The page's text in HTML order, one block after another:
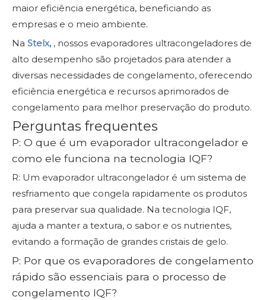
maior eficiência energética, beneficiando as
empresas e o meio ambiente.
Na Stelx, , nossos evaporadores ultracongeladores de
alto desempenho são projetados para atender a
diversas necessidades de congelamento, oferecendo
eficiência energética e recursos aprimorados de
congelamento para melhor preservação do produto.
Perguntas frequentes
P: O que é um evaporador ultracongelador e
como ele funciona na tecnologia IQF?
R: Um evaporador ultracongelador é um sistema de
resfriamento que congela rapidamente os produtos
para preservar sua qualidade. Na tecnologia IQF,
ajuda a manter a textura, o sabor e os nutrientes,
evitando a formação de grandes cristais de gelo.
P: Por que os evaporadores de congelamento
rápido são essenciais para o processo de
congelamento IQF?